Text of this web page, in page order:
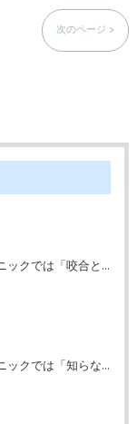
次のページ >
流山のグランツ歯科クリニックでは「咬合と審美」に特化した「補綴専門医」による診断・治療が受けられます。
流山のグランツ歯科クリニックでは「知らない間に銀歯ばっかり」でもホワイトニングとセラミックスの専門治療が受けられます。